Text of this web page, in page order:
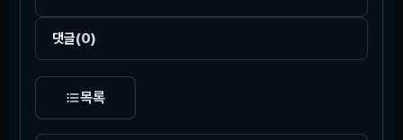
댓글(0)
목록